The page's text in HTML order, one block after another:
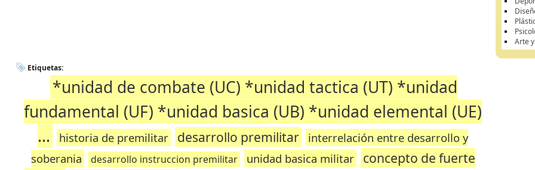
Etiquetas:
*unidad de combate (UC) *unidad tactica (UT) *unidad
fundamental (UF) *unidad basica (UB) *unidad elemental (UE)
...
historia de premilitar desarrollo premilitar
interrelación entre desarrollo y
soberania
desarrollo instruccion premilitar unidad basica militar
concepto de fuerte
Arte